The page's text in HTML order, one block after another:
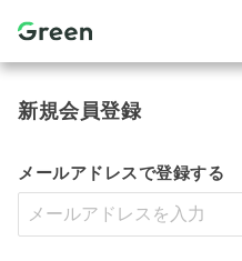
新規会員登録
メールアドレスで登録する